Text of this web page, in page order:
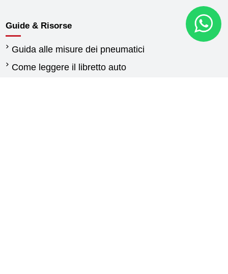
Guide & Risorse
Guida alle misure dei pneumatici
Come leggere il libretto auto